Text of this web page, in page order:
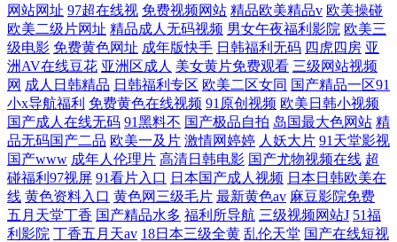
网站网址 97超在线视 免费视频网站 精品欧美精品v 欧美操碰
欧美二级片网址 精品成人无码视频 男女午夜福利影院 欧美三
级电影 免费黄色网址 成年版快手 日韩福利无码 四虎四房 亚
洲AV在线豆花 亚洲区成人 美女黄片免费观看 三级网站视频
网 成人日韩精品 日韩福利专区 欧美二区女同 国产精品一区91
小x导航福利 免费黄色在线视频 91原创视频 欧美日韩小视频
国产成人在线无码 91黑料不 国产极品自拍 岛国最大色网站 精
品无码国产二品 欧美一及片 激情网婷婷 人妖大片 91天堂影视
国产www 成年人伦理片 高清日韩电影 国产尤物视频在线 超
碰福利97视屏 91看片入口 日本国产成人视频 日本日韩欧美在
线 黄色资料入口 黄色网三级毛片 最新黄色av 麻豆影院免费
五月天堂丁香 国产精品水多 福利所导航 三级视频网站J 51福
利影院 丁香五月天av 18日本三级全黄 乱伦天堂 国产在线短视